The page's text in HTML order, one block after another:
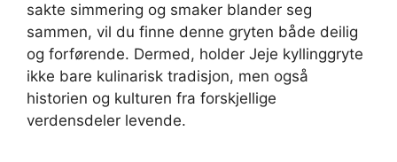
sakte simmering og smaker blander seg
sammen, vil du finne denne gryten både deilig
og forførende. Dermed, holder Jeje kyllinggryte
ikke bare kulinarisk tradisjon, men også
historien og kulturen fra forskjellige
verdensdeler levende.